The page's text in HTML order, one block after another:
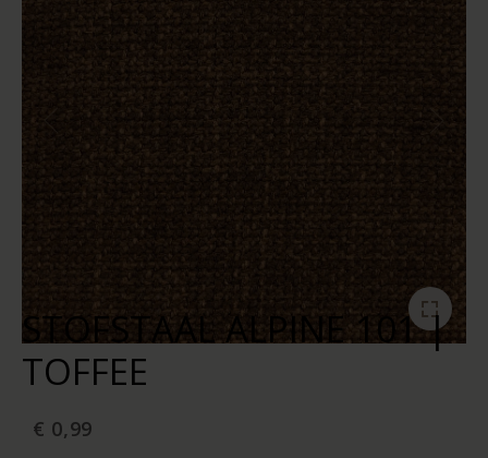
STOFSTAAL ALPINE 101 |
TOFFEE
€ 0,99